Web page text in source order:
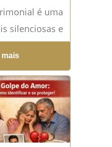
é uma
silenciosas e
contexto
e
Leia mais
mais